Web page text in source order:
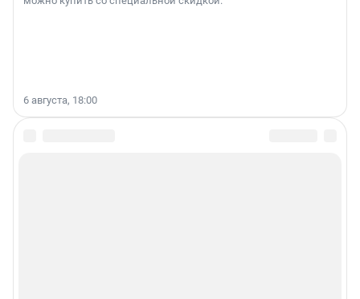
6 августа, 18:00